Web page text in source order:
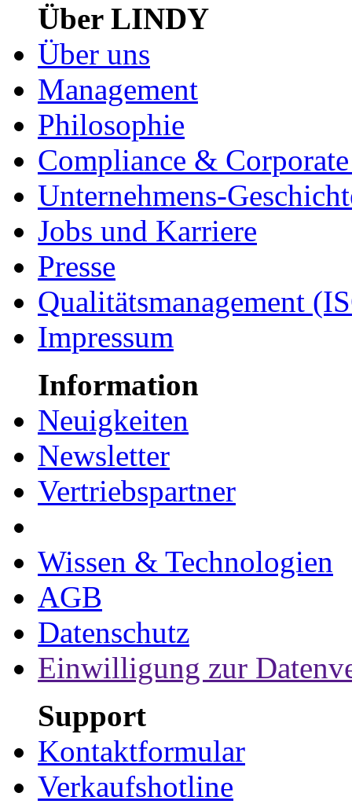
Über LINDY
Über uns
Management
Philosophie
Compliance &
Unternehmens-
Jobs und Karriere
Presse
Qualitätsmanagement
Impressum
Information
Neuigkeiten
Newsletter
Vertriebspartner
Wissen & Technologien
AGB
Datenschutz
Einwilligung zur
Support
Kontaktformular
Verkaufshotline